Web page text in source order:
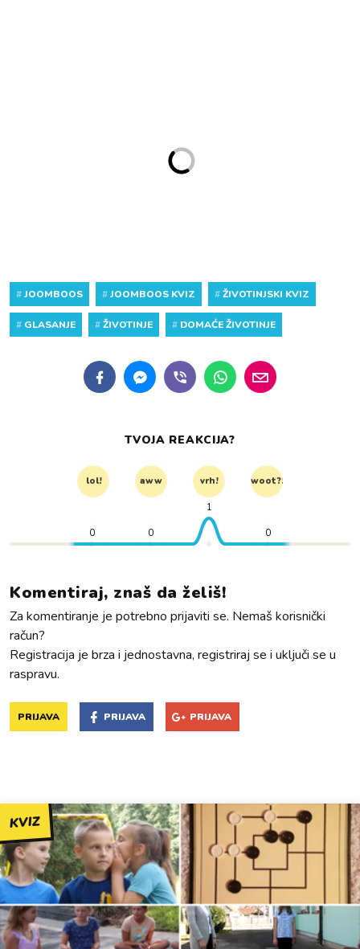
#JOOMBOOS #JOOMBOOS KVIZ #ŽIVOTINJSKI KVIZ
# GLASANJE #ŽIVOTINJE # DOMAĆE ŽIVOTINJE
TVOJA REAKCIJA?
lol! aww vrh! woot?!
0 0
1
0
Komentiraj, znaš da želiš!
Za komentiranje je potrebno prijaviti se. Nemaš korisnički
račun?
Registracija je brza i jednostavna, registriraj se i uključi se u
raspravu.
PRIJAVA PRIJAVA PRIJAVA
KVIZ